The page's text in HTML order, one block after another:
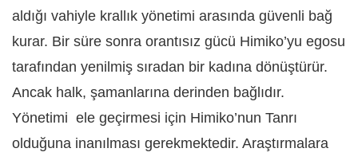
aldığı vahiyle krallık yönetimi arasında güvenli bağ
kurar. Bir süre sonra orantısız gücü Himiko’yu egosu
tarafından yenilmiş sıradan bir kadına dönüştürür.
Ancak halk, şamanlarına derinden bağlıdır.
Yönetimi ele geçirmesi için Himiko’nun Tanrı
olduğuna inanılması gerekmektedir. Araştırmalara